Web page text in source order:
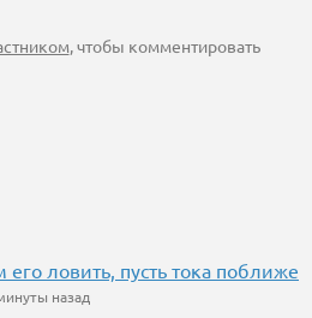
, чтобы комментировать
ловить, пусть тока поближе
назад